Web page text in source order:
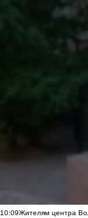
10:09Жителям центра